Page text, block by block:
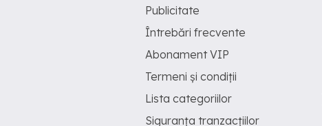
Publicitate
Întrebări frecvente
Abonament VIP
Termeni și condiții
Lista categoriilor
Siguranța tranzacțiilor